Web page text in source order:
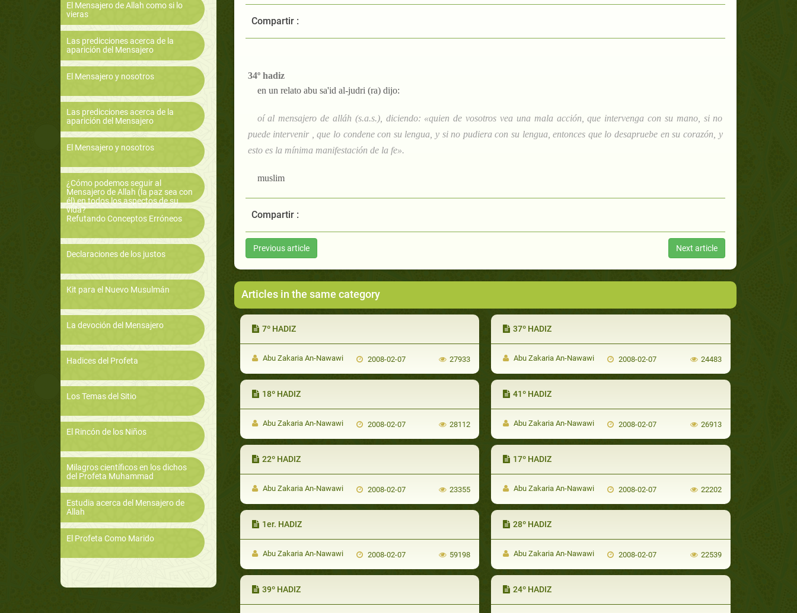
El Mensajero de Allah como si lo
vieras
Las predicciones acerca de la
aparición del Mensajero
El Mensajero y nosotros
Las predicciones acerca de la
aparición del Mensajero
El Mensajero y nosotros
¿Cómo podemos seguir al
Mensajero de Allah (la paz sea con
él) en todos los aspectos de su
vida?
Refutando Conceptos Erróneos
Declaraciones de los justos
Kit para el Nuevo Musulmán
La devoción del Mensajero
Hadices del Profeta
Los Temas del Sitio
El Rincón de los Niños
Milagros científicos en los dichos
del Profeta Muhammad
Estudia acerca del Mensajero de
Allah
El Profeta Como Marido
Compartir :
34º hadiz
en un relato abu sa'id al-judri (ra) dijo:
oí al mensajero de alláh (s.a.s.), diciendo: «quien de vosotros vea una mala acción, que intervenga con su mano, si no
puede intervenir , que lo condene con su lengua, y si no pudiera con su lengua, entonces que lo desapruebe en su corazón, y
esto es la mínima manifestación de la fe».
muslim
Compartir :
Previous article Next article
Articles in the same category
7º HADIZ
Abu Zakaria An-Nawawi 2008-02-07 27933
37º HADIZ
Abu Zakaria An-Nawawi 2008-02-07 24483
18º HADIZ
Abu Zakaria An-Nawawi 2008-02-07 28112
41º HADIZ
Abu Zakaria An-Nawawi 2008-02-07 26913
22º HADIZ
Abu Zakaria An-Nawawi 2008-02-07 23355
17º HADIZ
Abu Zakaria An-Nawawi 2008-02-07 22202
1er. HADIZ
Abu Zakaria An-Nawawi 2008-02-07 59198
28º HADIZ
Abu Zakaria An-Nawawi 2008-02-07 22539
39º HADIZ 24º HADIZ